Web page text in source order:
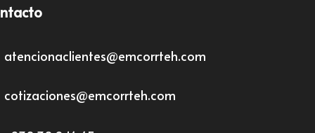
atencionaclientes@emcorrteh.com
cotizaciones@emcorrteh.com